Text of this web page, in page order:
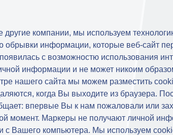
другие компании, мы используем
обрывки информации, которые веб-сайт
с возможностю использования
информации и не может никоим
нашего сайта мы можем разместить
когда Вы выходите из браузера.
впервые Вы к нам пожаловали или
момент. Маркеры не получают личной
с Вашего компьютера. Мы используем